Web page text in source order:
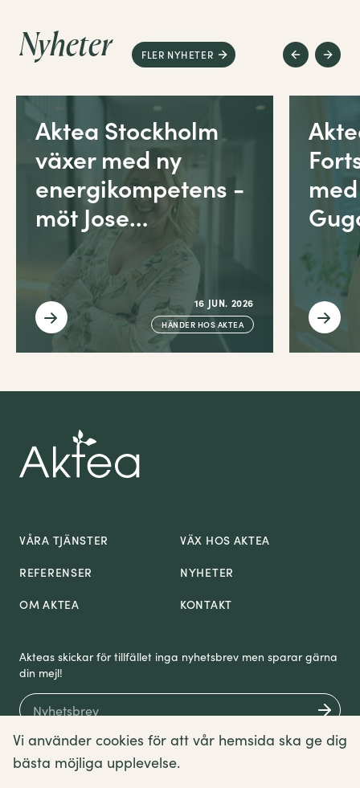
Nyheter FLER NYHETER
Aktea Stockholm
växer med ny
energikompetens -
möt Jose…
16 JUN. 2026
HÄNDER HOS AKTEA
VÅRA TJÄNSTER
VÄX HOS AKTEA
REFERENSER
NYHETER
OM AKTEA
KONTAKT
Akteas skickar för tillfället inga nyhetsbrev men sparar gärna
din mejl!
Om cookies Sitemap Villkor
Vi använder cookies för att vår hemsida ska ge dig
bästa möjliga upplevelse.